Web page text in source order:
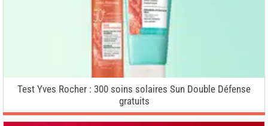
Test Yves Rocher : 300 soins solaires Sun Double Défense
gratuits